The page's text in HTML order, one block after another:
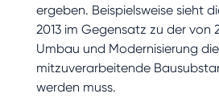
ergeben. Beispielsweise sieht
2013 im Gegensatz zu der von
Umbau und Modernisierung
mitzuverarbeitende
werden muss.